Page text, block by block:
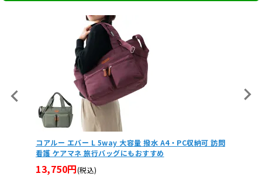
コアルー エバー L 5way 大容量 撥水 A4・PC収納可 訪問
看護 ケアマネ 旅行バッグにもおすすめ
13,750円(税込)